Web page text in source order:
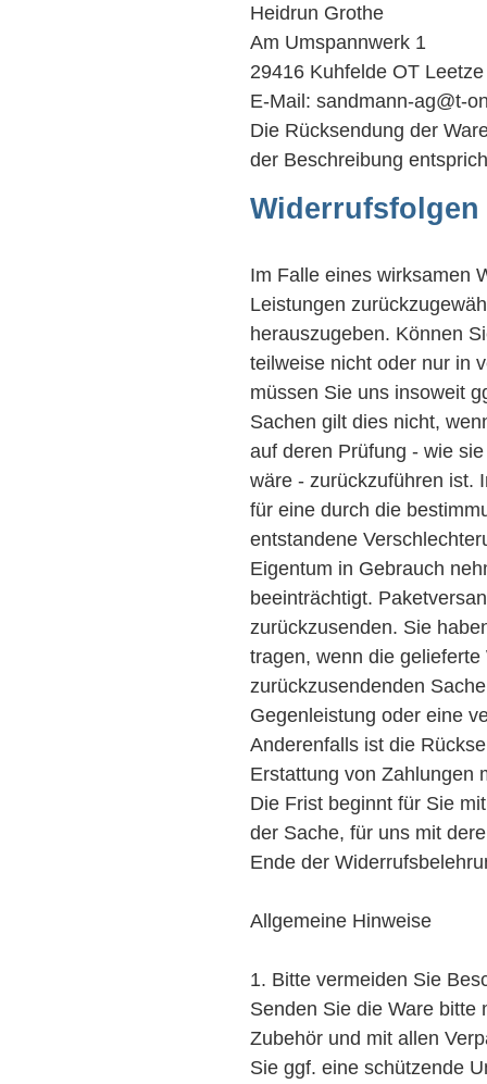
Heidrun Grothe
Am Umspannwerk 1
29416 Kuhfelde OT Leetze
E-Mail: sandmann-ag@t-
Die Rücksendung der
der Beschreibung
Widerrufsfolgen
Im Falle eines wirksamen
Leistungen
herauszugeben. Können
teilweise nicht oder nur in
müssen Sie uns insoweit
Sachen gilt dies nicht,
auf deren Prüfung - wie
wäre - zurückzuführen ist.
für eine durch die
entstandene
Eigentum in Gebrauch
beeinträchtigt.
zurückzusenden. Sie
tragen, wenn die
zurückzusendenden
Gegenleistung oder eine
Anderenfalls ist die
Erstattung von Zahlungen
Die Frist beginnt für Sie
der Sache, für uns mit
Ende der
Allgemeine Hinweise
1. Bitte vermeiden Sie
Senden Sie die Ware bitte
Zubehör und mit allen
Sie ggf. eine schützende